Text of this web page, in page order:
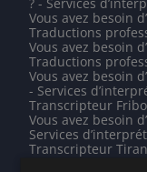
Vous avez besoin
Traductions
Vous avez besoin
Traductions
Vous avez besoin
- Services
Transcripteur
Vous avez besoin
Services
Transcripteur